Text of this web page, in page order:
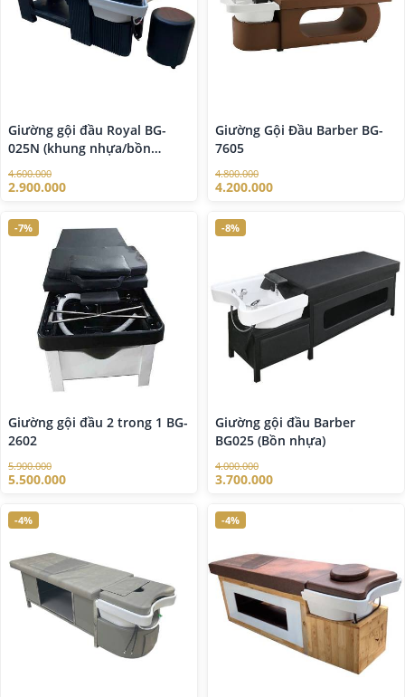
Giường gội đầu Royal BG-
025N (khung nhựa/bồn
nhựa)
4.600.000
2.900.000
Giường Gội Đầu Barber BG-
7605
4.800.000
4.200.000
-7%
Giường gội đầu 2 trong 1 BG-
2602
5.900.000
5.500.000
-8%
Giường gội đầu Barber
BG025 (Bồn nhựa)
4.000.000
3.700.000
-4% -4%